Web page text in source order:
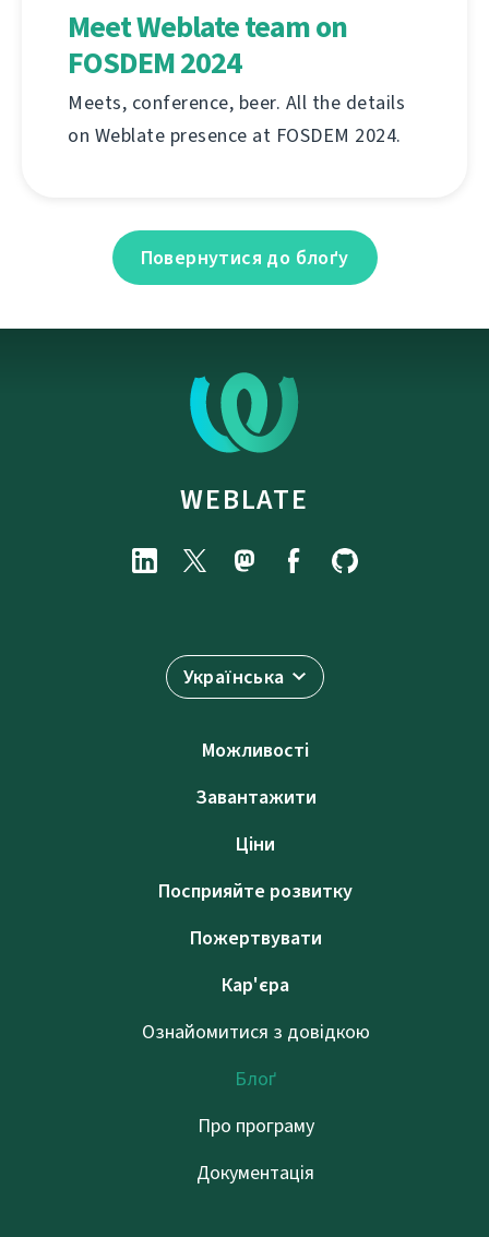
Meet Weblate team on
FOSDEM 2024
Meets, conference, beer. All the details
on Weblate presence at FOSDEM 2024.
Повернутися до блоґу
WEBLATE
Українська
Можливості
Завантажити
Ціни
Посприяйте розвитку
Пожертвувати
Кар'єра
Ознайомитися з довідкою
Блоґ
Про програму
Документація